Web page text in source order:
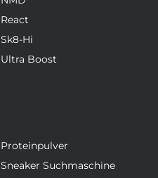
React
Sk8-Hi
Ultra Boost
Proteinpulver
Sneaker Suchmaschine